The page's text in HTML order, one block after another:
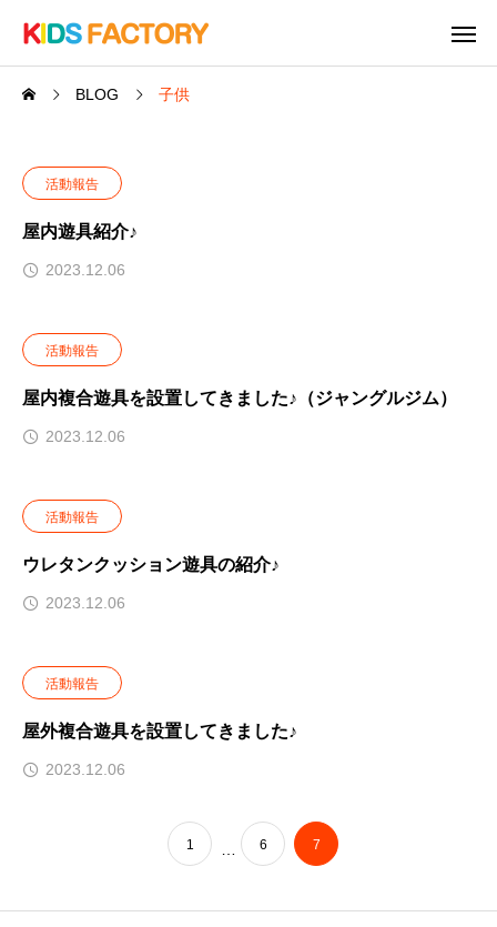
BLOG 子供
活動報告
屋内遊具紹介♪
2023.12.06
活動報告
屋内複合遊具を設置してきました♪（ジャングルジム）
2023.12.06
活動報告
ウレタンクッション遊具の紹介♪
2023.12.06
活動報告
屋外複合遊具を設置してきました♪
2023.12.06
1 6 7